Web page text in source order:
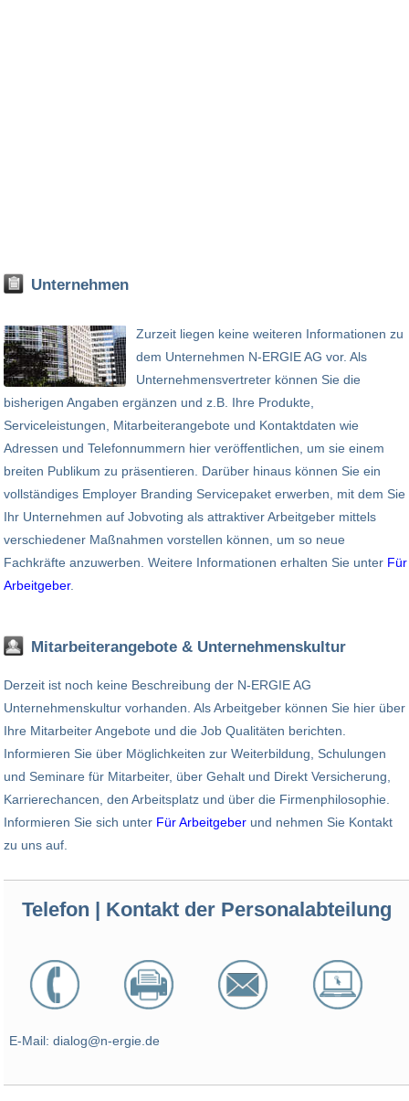
Unternehmen
Zurzeit liegen keine weiteren Informationen zu
dem Unternehmen N-ERGIE AG vor. Als
Unternehmensvertreter können Sie die
bisherigen Angaben ergänzen und z.B. Ihre Produkte,
Serviceleistungen, Mitarbeiterangebote und Kontaktdaten wie
Adressen und Telefonnummern hier veröffentlichen, um sie einem
breiten Publikum zu präsentieren. Darüber hinaus können Sie ein
vollständiges Employer Branding Servicepaket erwerben, mit dem Sie
Ihr Unternehmen auf Jobvoting als attraktiver Arbeitgeber mittels
verschiedener Maßnahmen vorstellen können, um so neue
Fachkräfte anzuwerben. Weitere Informationen erhalten Sie unter Für
Arbeitgeber.
Mitarbeiterangebote & Unternehmenskultur
Derzeit ist noch keine Beschreibung der N-ERGIE AG
Unternehmenskultur vorhanden. Als Arbeitgeber können Sie hier über
Ihre Mitarbeiter Angebote und die Job Qualitäten berichten.
Informieren Sie über Möglichkeiten zur Weiterbildung, Schulungen
und Seminare für Mitarbeiter, über Gehalt und Direkt Versicherung,
Karrierechancen, den Arbeitsplatz und über die Firmenphilosophie.
Informieren Sie sich unter Für Arbeitgeber und nehmen Sie Kontakt
zu uns auf.
Telefon | Kontakt der Personalabteilung
E-Mail: dialog@n-ergie.de